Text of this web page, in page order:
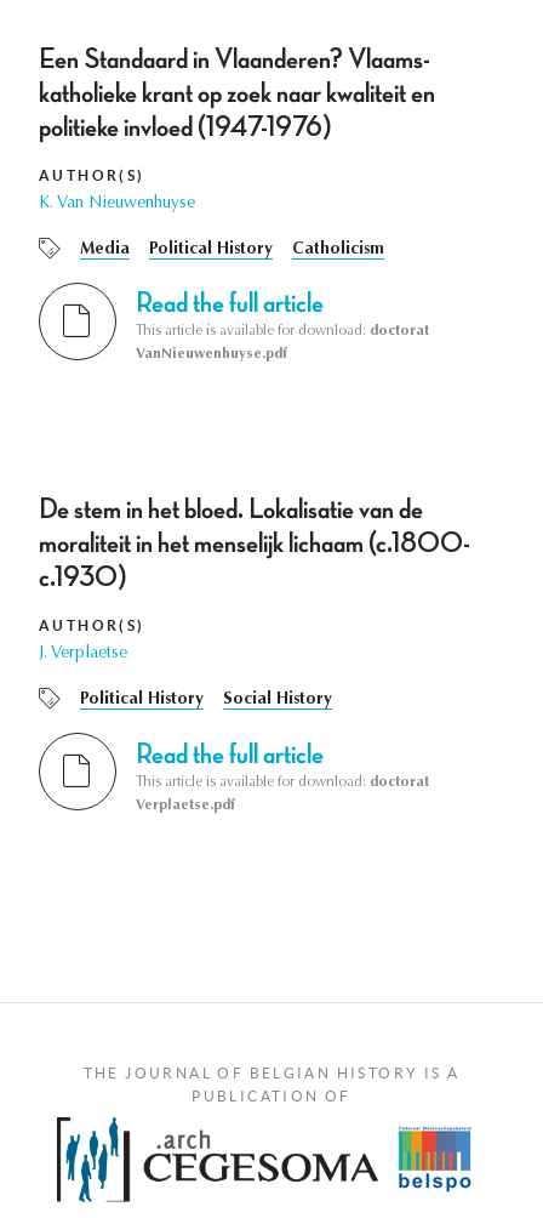
Een Standaard in Vlaanderen? Vlaams-
katholieke krant op zoek naar kwaliteit en
politieke invloed (1947-1976)
AUTHOR(S)
K. Van Nieuwenhuyse
Media Political History Catholicism
Read the full article
This article is available for download: doctorat
VanNieuwenhuyse.pdf
De stem in het bloed. Lokalisatie van de
moraliteit in het menselijk lichaam (c.1800-
c.1930)
AUTHOR(S)
J. Verplaetse
Political History Social History
Read the full article
This article is available for download: doctorat
Verplaetse.pdf
THE JOURNAL OF BELGIAN HISTORY IS A
PUBLICATION OF